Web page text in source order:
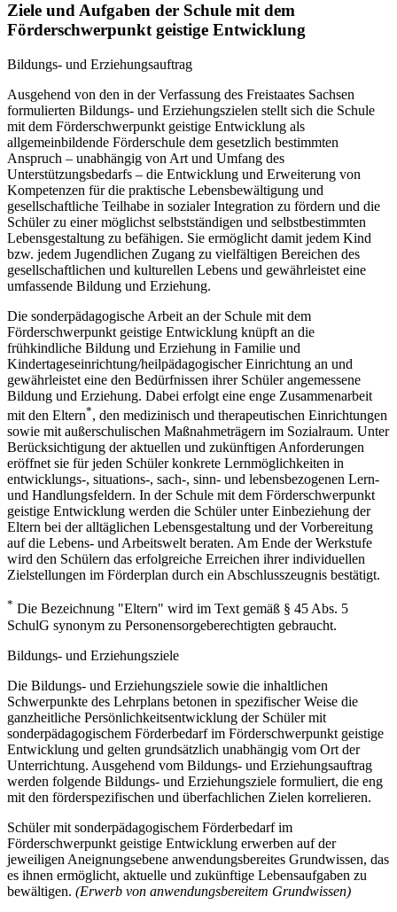
Ziele und Aufgaben der Schule mit dem
Förderschwerpunkt geistige Entwicklung
Bildungs- und Erziehungsauftrag
Ausgehend von den in der Verfassung des Freistaates Sachsen
formulierten Bildungs- und Erziehungszielen stellt sich die Schule
mit dem Förderschwerpunkt geistige Entwicklung als
allgemeinbildende Förderschule dem gesetzlich bestimmten
Anspruch – unabhängig von Art und Umfang des
Unterstützungsbedarfs – die Entwicklung und Erweiterung von
Kompetenzen für die praktische Lebensbewältigung und
gesellschaftliche Teilhabe in sozialer Integration zu fördern und die
Schüler zu einer möglichst selbstständigen und selbstbestimmten
Lebensgestaltung zu befähigen. Sie ermöglicht damit jedem Kind
bzw. jedem Jugendlichen Zugang zu vielfältigen Bereichen des
gesellschaftlichen und kulturellen Lebens und gewährleistet eine
umfassende Bildung und Erziehung.
Die sonderpädagogische Arbeit an der Schule mit dem
Förderschwerpunkt geistige Entwicklung knüpft an die
frühkindliche Bildung und Erziehung in Familie und
Kindertageseinrichtung/heilpädagogischer Einrichtung an und
gewährleistet eine den Bedürfnissen ihrer Schüler angemessene
Bildung und Erziehung. Dabei erfolgt eine enge Zusammenarbeit
mit den Eltern*, den medizinisch und therapeutischen Einrichtungen
sowie mit außerschulischen Maßnahmeträgern im Sozialraum. Unter
Berücksichtigung der aktuellen und zukünftigen Anforderungen
eröffnet sie für jeden Schüler konkrete Lernmöglichkeiten in
entwicklungs-, situations-, sach-, sinn- und lebensbezogenen Lern-
und Handlungsfeldern. In der Schule mit dem Förderschwerpunkt
geistige Entwicklung werden die Schüler unter Einbeziehung der
Eltern bei der alltäglichen Lebensgestaltung und der Vorbereitung
auf die Lebens- und Arbeitswelt beraten. Am Ende der Werkstufe
wird den Schülern das erfolgreiche Erreichen ihrer individuellen
Zielstellungen im Förderplan durch ein Abschlusszeugnis bestätigt.
* Die Bezeichnung "Eltern" wird im Text gemäß § 45 Abs. 5
SchulG synonym zu Personensorgeberechtigten gebraucht.
Bildungs- und Erziehungsziele
Die Bildungs- und Erziehungsziele sowie die inhaltlichen
Schwerpunkte des Lehrplans betonen in spezifischer Weise die
ganzheitliche Persönlichkeitsentwicklung der Schüler mit
sonderpädagogischem Förderbedarf im Förderschwerpunkt geistige
Entwicklung und gelten grundsätzlich unabhängig vom Ort der
Unterrichtung. Ausgehend vom Bildungs- und Erziehungsauftrag
werden folgende Bildungs- und Erziehungsziele formuliert, die eng
mit den förderspezifischen und überfachlichen Zielen korrelieren.
Schüler mit sonderpädagogischem Förderbedarf im
Förderschwerpunkt geistige Entwicklung erwerben auf der
jeweiligen Aneignungsebene anwendungsbereites Grundwissen, das
es ihnen ermöglicht, aktuelle und zukünftige Lebensaufgaben zu
bewältigen. (Erwerb von anwendungsbereitem Grundwissen)